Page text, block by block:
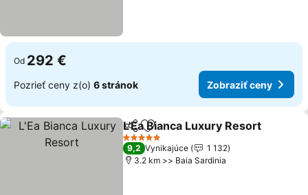
Od 292 €
Pozrieť ceny z(o) 6 stránok Zobraziť ceny
ZdieľaťPridať do obľúbených
L'Ea Bianca Luxury Resort
5 Počet hviezdičiek
9,2 Vynikajúce
1 132
3.2 km >> Baia Sardinia